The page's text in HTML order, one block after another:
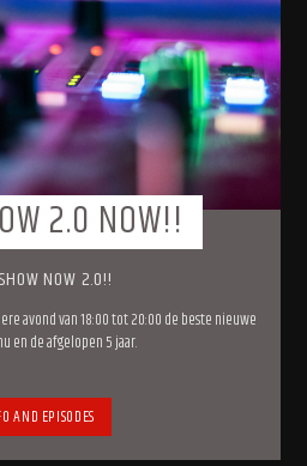
2.0 NOW!!
NOW 2.0!!
avond van 18:00 tot 20:00 de beste nieuwe
en de afgelopen 5 jaar.
AND EPISODES